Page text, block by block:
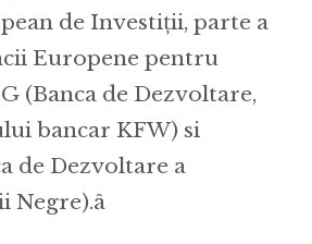
de Investiții, parte a
Europene pentru
(Banca de Dezvoltare,
bancar KFW) si
de Dezvoltare a
Negre).â